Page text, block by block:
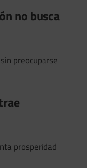
no busca
preocuparse
prosperidad